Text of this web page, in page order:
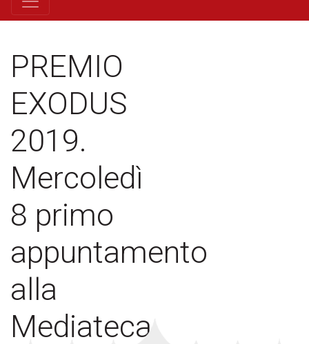
PREMIO
EXODUS
2019.
Mercoledì
8 primo
appuntamento
alla
Mediateca